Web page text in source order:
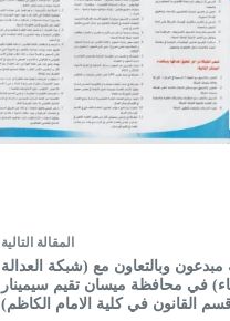
المقالة التالية
وبالتعاون مع (شبكة العدالة
في محافظة ميسان تقيم سيمينار
القانون في كلية الامام الكاظم)